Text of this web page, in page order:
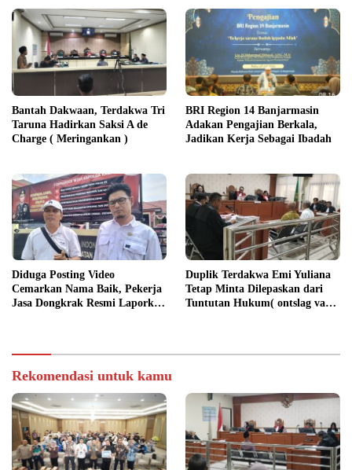
Bantah Dakwaan, Terdakwa Tri
Taruna Hadirkan Saksi A de
Charge ( Meringankan )
BRI Region 14 Banjarmasin
Adakan Pengajian Berkala,
Jadikan Kerja Sebagai Ibadah
Diduga Posting Video
Cemarkan Nama Baik, Pekerja
Jasa Dongkrak Resmi Laporkan
Duplik Terdakwa Emi Yuliana
Tetap Minta Dilepaskan dari
Tuntutan Hukum( ontslag van
Rekomendasi untuk kamu